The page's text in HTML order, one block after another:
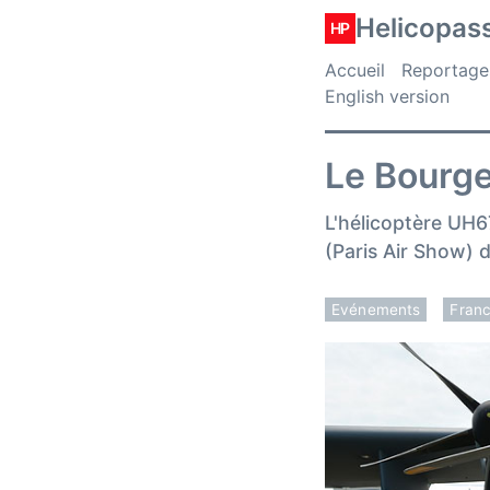
HP
Accueil
English version
Le
L'hélicoptère
(Paris Air Show)
Evénements